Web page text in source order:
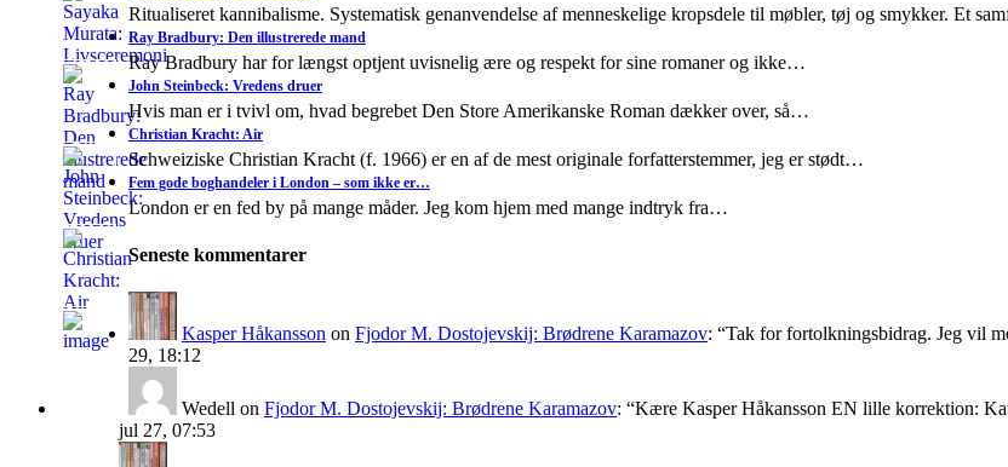
Ritualiseret kannibalisme. Systematisk genanvendelse af menneskelige kropsdele til møbler, tøj og smykker. Et
Ray Bradbury: Den illustrerede mand
Ray Bradbury har for længst optjent uvisnelig ære og respekt for sine romaner og ikke…
John Steinbeck: Vredens druer
Hvis man er i tvivl om, hvad begrebet Den Store Amerikanske Roman dækker over, så…
Christian Kracht: Air
Schweiziske Christian Kracht (f. 1966) er en af de mest originale forfatterstemmer, jeg er stødt…
Fem gode boghandeler i London – som ikke er…
London er en fed by på mange måder. Jeg kom hjem med mange indtryk fra…
Seneste kommentarer
Kasper Håkansson on Fjodor M. Dostojevskij: Brødrene Karamazov: “Tak for fortolkningsbidrag. Jeg vil
29, 18:12
Wedell on Fjodor M. Dostojevskij: Brødrene Karamazov: “Kære Kasper Håkansson EN lille korrektion:
jul 27, 07:53